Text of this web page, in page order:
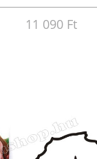
11 090 Ft